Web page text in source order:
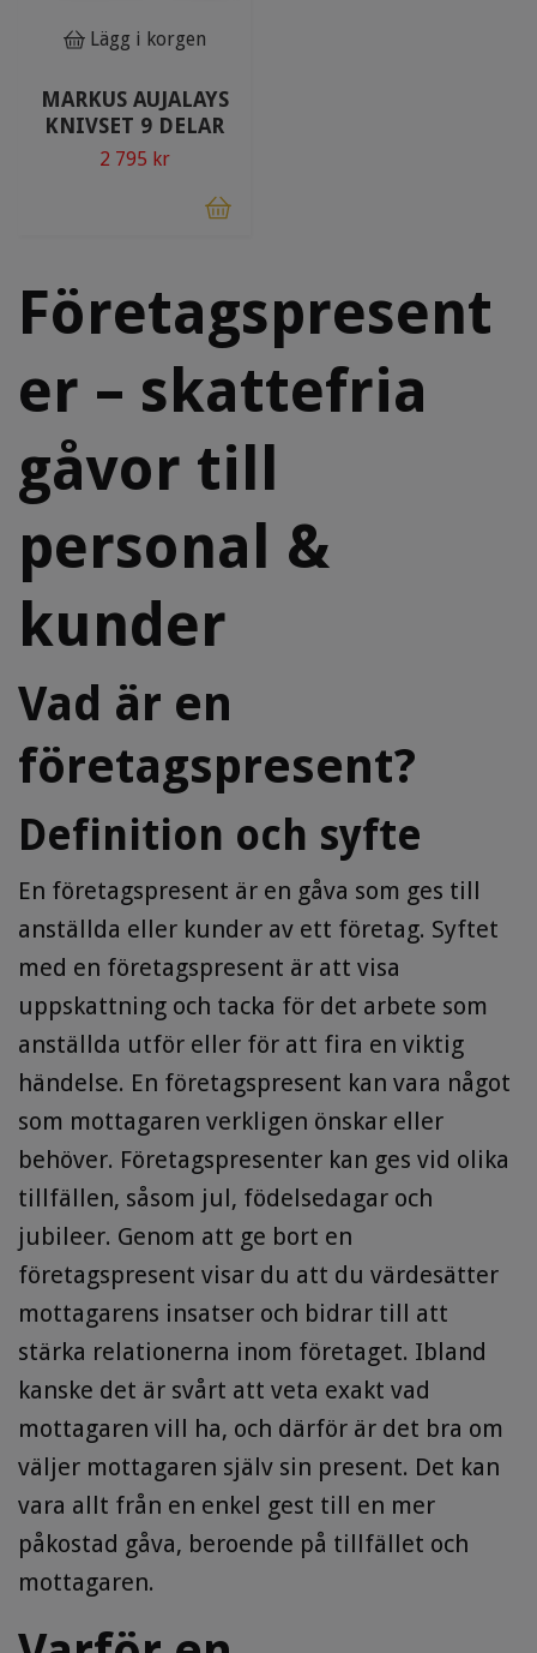
Lägg i korgen
MARKUS AUJALAYS
KNIVSET 9 DELAR
2 795 kr
Företagspresent
er – skattefria
gåvor till
personal &
kunder
Vad är en
företagspresent?
Definition och syfte
En företagspresent är en gåva som ges till
anställda eller kunder av ett företag. Syftet
med en företagspresent är att visa
uppskattning och tacka för det arbete som
anställda utför eller för att fira en viktig
händelse. En företagspresent kan vara något
som mottagaren verkligen önskar eller
behöver. Företagspresenter kan ges vid olika
tillfällen, såsom jul, födelsedagar och
jubileer. Genom att ge bort en
företagspresent visar du att du värdesätter
mottagarens insatser och bidrar till att
stärka relationerna inom företaget. Ibland
kanske det är svårt att veta exakt vad
mottagaren vill ha, och därför är det bra om
väljer mottagaren själv sin present. Det kan
vara allt från en enkel gest till en mer
påkostad gåva, beroende på tillfället och
mottagaren.